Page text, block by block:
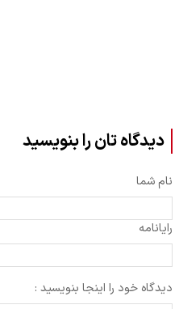
دیدگاه تان را بنویسید
نام شما
رایانامه
دیدگاه خود را اینجا بنویسید :